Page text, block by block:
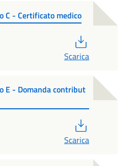
C - Certificato medico
Scarica
E - Domanda contribut
Scarica